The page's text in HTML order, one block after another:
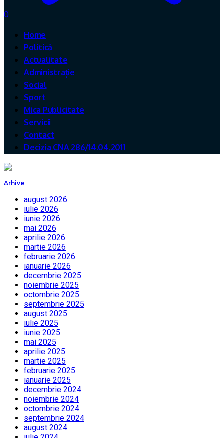
0
Home
Politică
Actualitate
Administrație
Social
Sport
Mica Publicitate
Servicii
Contact
Decizia CNA 286/14.04.2011
Arhive
august 2026
iulie 2026
iunie 2026
mai 2026
aprilie 2026
martie 2026
februarie 2026
ianuarie 2026
decembrie 2025
noiembrie 2025
octombrie 2025
septembrie 2025
august 2025
iulie 2025
iunie 2025
mai 2025
aprilie 2025
martie 2025
februarie 2025
ianuarie 2025
decembrie 2024
noiembrie 2024
octombrie 2024
septembrie 2024
august 2024